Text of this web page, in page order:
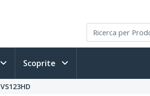
Scoprite
VS123HD